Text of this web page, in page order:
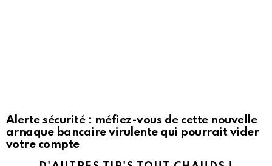
Alerte sécurité : méfiez-vous de cette nouvelle
arnaque bancaire virulente qui pourrait vider
votre compte